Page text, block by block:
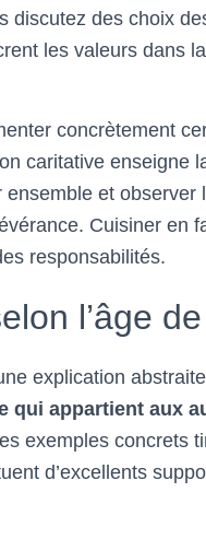
discutez des choix
les valeurs dans
concrètement
caritative enseigne
et observer
Cuisiner en
responsabilités.
l’âge de
explication abstraite
qui appartient aux
exemples concrets
d’excellents